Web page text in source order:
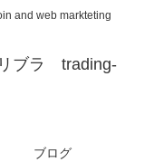
and web markteting
ブラ trading-
ブログ